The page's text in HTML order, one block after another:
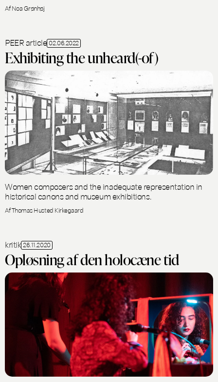
Af Noa Grønhøj
PEER article 02.06.2022
Exhibiting the unheard(-of)
Women composers and the inadequate representation in
historical canons and museum exhibitions.
Af Thomas Husted Kirkegaard
kritik 26.11.2020
Opløsning af den holocæne tid